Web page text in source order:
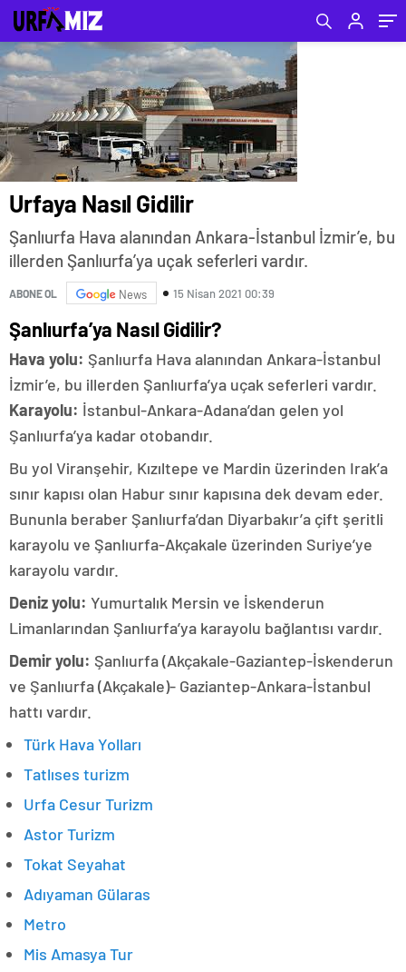
Urfaya Nasıl Gidilir
Şanlıurfa Hava alanından Ankara-İstanbul İzmir’e, bu
illerden Şanlıurfa’ya uçak seferleri vardır.
ABONE OL News 15 Nisan 2021 00:39
Şanlıurfa’ya Nasıl Gidilir?
Hava yolu: Şanlıurfa Hava alanından Ankara-İstanbul
İzmir’e, bu illerden Şanlıurfa’ya uçak seferleri vardır.
Karayolu: İstanbul-Ankara-Adana’dan gelen yol
Şanlıurfa’ya kadar otobandır.
Bu yol Viranşehir, Kızıltepe ve Mardin üzerinden Irak’a
sınır kapısı olan Habur sınır kapısına dek devam eder.
Bununla beraber Şanlıurfa’dan Diyarbakır’a çift şeritli
karayolu ve Şanlıurfa-Akçakale üzerinden Suriye’ye
karayolu vardır.
Deniz yolu: Yumurtalık Mersin ve İskenderun
Limanlarından Şanlıurfa’ya karayolu bağlantısı vardır.
Demir yolu: Şanlıurfa (Akçakale-Gaziantep-İskenderun
ve Şanlıurfa (Akçakale)- Gaziantep-Ankara-İstanbul
hattı vardır.
Türk Hava Yolları
Tatlıses turizm
Urfa Cesur Turizm
Astor Turizm
Tokat Seyahat
Adıyaman Gülaras
Metro
Mis Amasya Tur